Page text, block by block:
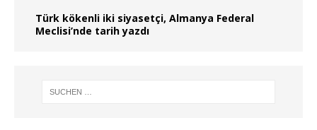
Türk kökenli iki siyasetçi, Almanya Federal
Meclisi’nde tarih yazdı